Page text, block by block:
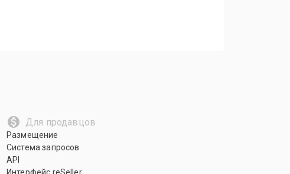
Для продавцов
Размещение
Система запросов
API